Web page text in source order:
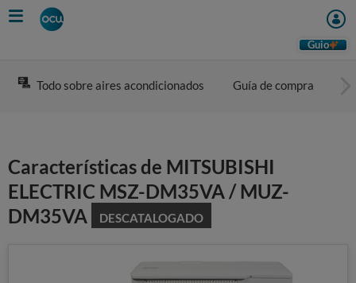
Skip
to
Guio
Todo sobre aires acondicionados Guía de compra
Características de MITSUBISHI
ELECTRIC MSZ-DM35VA / MUZ-
DM35VA
DESCATALOGADO